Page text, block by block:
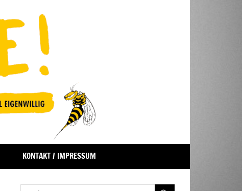
KONTAKT / IMPRESSUM